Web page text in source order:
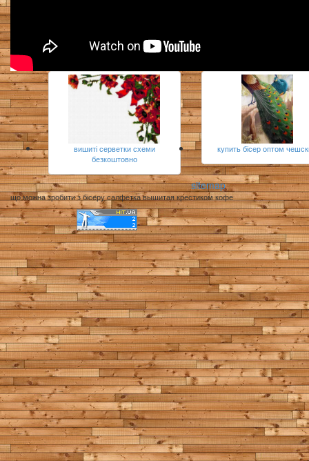
вишиті серветки схеми
безкоштовно
купить бісер оптом
sitemap
що можна зробити з бісеру салфетка вышитая крестиком кофе